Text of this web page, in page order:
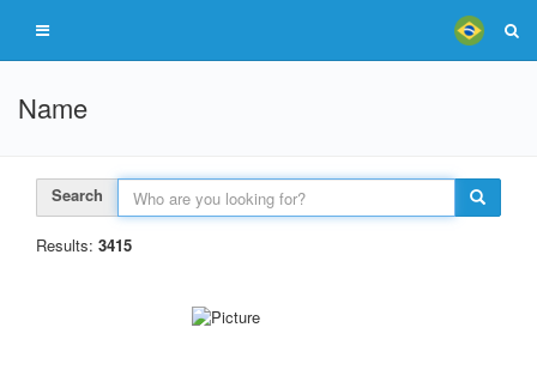
Name
Search
Results: 3415